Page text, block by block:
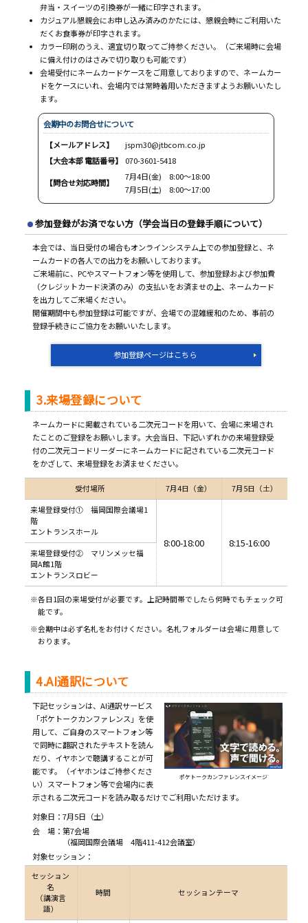
弁当・スイーツの引換券が一緒に印字されます。
カジュアル懇親会にお申し込み済みのかたには、懇親会時にご利用いた
だくお食事券が印字されます。
カラー印刷のうえ、適宜切り取ってご持参ください。（ご来場時に会場
に備え付けのはさみで切り取りも可能です）
会場受付にネームカードケースをご用意しておりますので、ネームカー
ドをケースにいれ、会場内では常時着用いただきますようお願いいたし
ます。
会期中のお問合せについて
【メールアドレス】
jspm30@jtbcom.co.jp
【大会本部 電話番号】
070-3601-5418
【問合せ対応時間】
7月4日(金) 8:00～18:00
7月5日(土) 8:00～17:00
参加登録がお済でない方（学会当日の登録手順について）
本会では、当日受付の場合もオンラインシステム上での参加登録と、ネ
ームカードの各人での出力をお願いしております。
ご来場前に、PCやスマートフォン等を使用して、参加登録および参加費
（クレジットカード決済のみ）の支払いをお済ませの上、ネームカード
を出力してご来場ください。
開催期間中も参加登録は可能ですが、会場での混雑緩和のため、事前の
登録手続きにご協力をお願いいたします。
参加登録ページはこちら
3.来場登録について
ネームカードに掲載されている二次元コードを用いて、会場に来場され
たことのご登録をお願いします。大会当日、下記いずれかの来場登録受
付の二次元コードリーダーにネームカードに記されている二次元コード
をかざして、来場登録をお済ませください。
受付場所 7月4日（金） 7月5日（土）
来場登録受付① 福岡国際会議場1
階
エントランスホール
8:00-18:00 8:15-16:00
来場登録受付② マリンメッセ福
岡A館1階
エントランスロビー
※各日1回の来場受付が必要です。上記時間帯でしたら何時でもチェック可
能です。
※会期中は必ず名札をお付けください。名札フォルダーは会場に用意して
おります。
4.AI通訳について
ポケトークカンファレンスイメージ
下記セッションは、AI通訳サービス
「ポケトークカンファレンス」を使
用して、ご自身のスマートフォン等
で同時に翻訳されたテキストを読ん
だり、イヤホンで聴講することが可
能です。（イヤホンはご持参くださ
い）スマートフォン等で会場内に表
示される二次元コードを読み取るだけでご利用いただけます。
対象日：7月5日（土）
会 場： 第7会場
（福岡国際会議場 4階411-412会議室）
対象セッション：
セッション
名
（講演言
語）
時間 セッションテーマ